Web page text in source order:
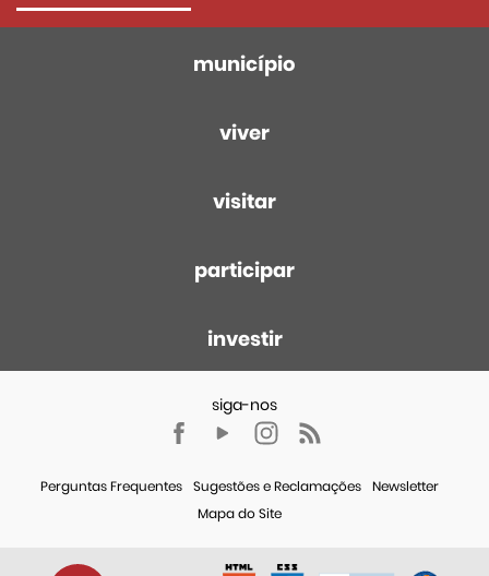
município
viver
visitar
participar
investir
Perguntas Frequentes Sugestões e Reclamações
Newsletter
Mapa do Site